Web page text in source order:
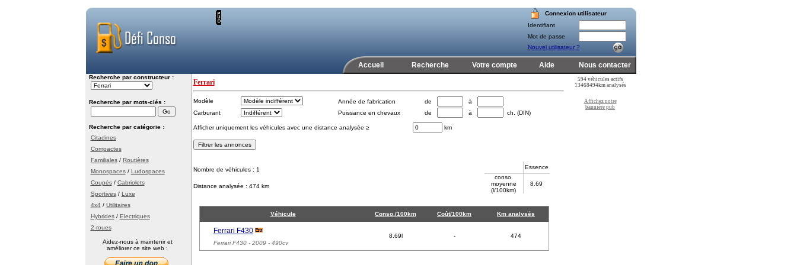
Connexion utilisateur
Identifiant
Mot de passe
Nouvel utilisateur ?
Accueil Recherche Votre compte Aide Nous contacter
Recherche par constructeur :
Recherche par mots-clés :
Recherche par catégorie :
Citadines
Compactes
Familiales/ Routières
Monospaces/ Ludospaces
Coupés/ Cabriolets
Sportives/ Luxe
4x4/ Utilitaires
Hybrides/ Electriques
2-roues
Aidez-nous à maintenir et
améliorer ce site web :
Ferrari
Modèle Année de fabrication de
à
Carburant
Puissance en chevaux de à ch. (DIN)
Afficher uniquement les véhicules avec une distance analysée ≥ km
Nombre de véhicules : 1
Essence
conso.
moyenne
(l/100km)
8.69
Distance analysée : 474 km
Véhicule Conso./100km Coût/100km Km analysés
Ferrari F430
8.69l -
474
Ferrari F430- 2009 - 490cv
594 véhicules actifs
13468494km analysés
Affichez notre
bannière pub